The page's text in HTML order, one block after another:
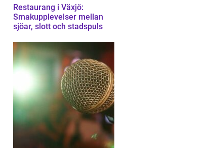
Restaurang i Växjö:
Smakupplevelser mellan
sjöar, slott och stadspuls